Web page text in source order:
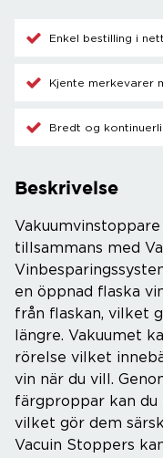
Enkel bestilling i
Kjente merkevarer
Bredt og
Beskrivelse
tillsammans med
en öppnad flaska
från flaskan, vilket
längre. Vakuumet
rörelse vilket
vin när du vill.
färgproppar kan du
vilket gör dem
Vacuin Stoppers